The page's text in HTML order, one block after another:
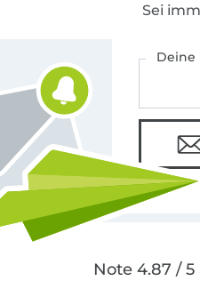
Sei
Deine
Note 4.87 /